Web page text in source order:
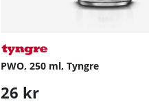
PWO, 250 ml, Tyngre
26 kr